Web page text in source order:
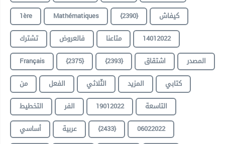
1ère
Mathématiques {2390}
كيفاش
تشترك
فالعروض متاعنا
14012022
Français
{2375} {2393} اشتقاق
المصدر
من
الفعل الثّلاثي المزيد
كتابي
التخطيط
الفر 19012022
التاسعة
أساسي
عربية {2433}
06022022